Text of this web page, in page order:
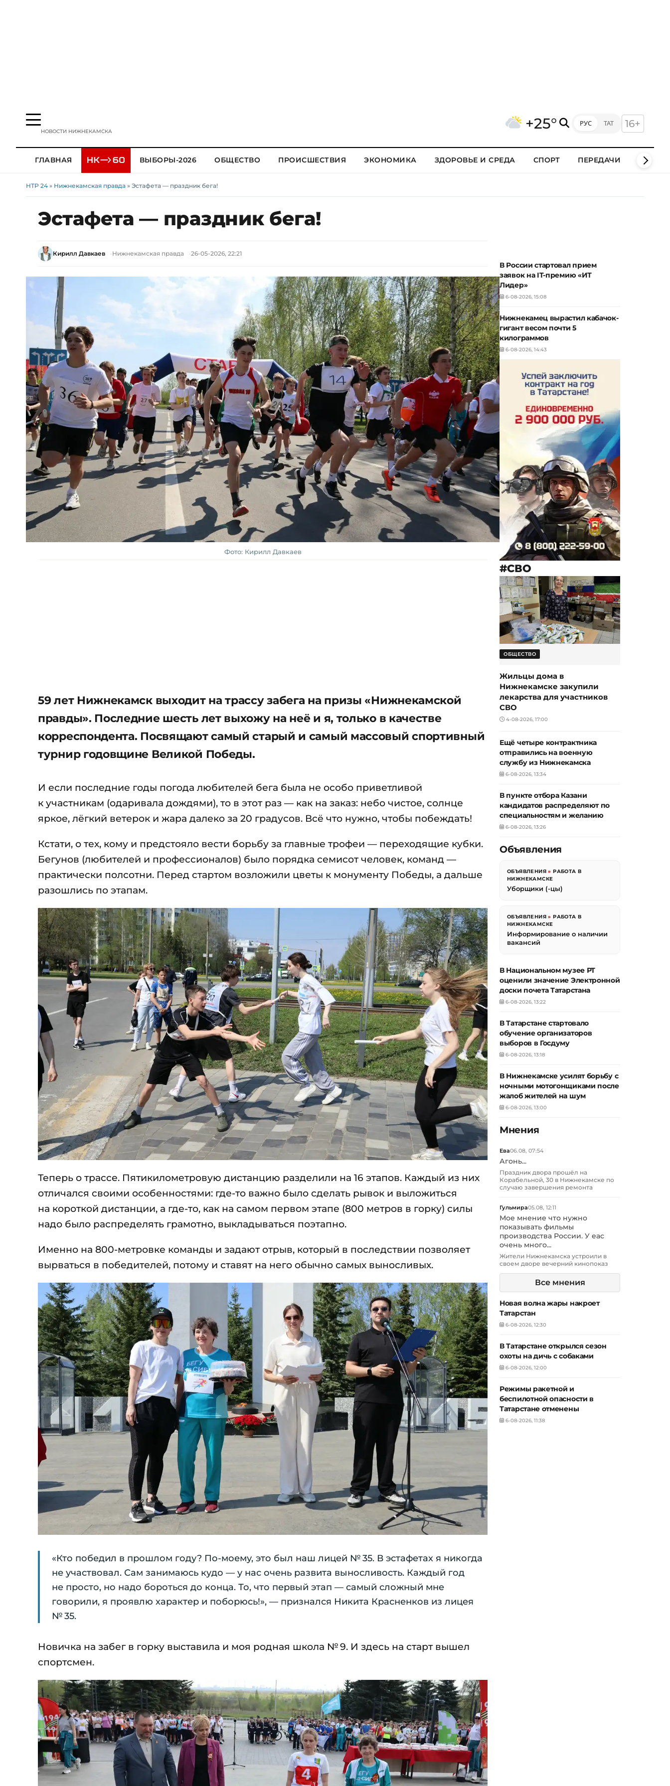
НОВОСТИ НИЖНЕКАМСКА +25° РУС ТАТ 16+
ГЛАВНАЯ ВЫБОРЫ-2026 ОБЩЕСТВО ПРОИСШЕСТВИЯ ЭКОНОМИКА ЗДОРОВЬЕ И СРЕДА СПОРТ ПЕРЕДАЧИ КЛИПЫ
НТР 24 » Нижнекамская правда » Эстафета — праздник бега!
Эстафета — праздник бега!
Кирилл Давкаев Нижнекамская правда 26-05-2026, 22:21
Фото: Кирилл Давкаев
59 лет Нижнекамск выходит на трассу забега на призы «Нижнекамской
правды». Последние шесть лет выхожу на неё и я, только в качестве
корреспондента. Посвящают самый старый и самый массовый спортивный
турнир годовщине Великой Победы.
И если последние годы погода любителей бега была не особо приветливой
к участникам (одаривала дождями), то в этот раз — как на заказ: небо чистое, солнце
яркое, лёгкий ветерок и жара далеко за 20 градусов. Всё что нужно, чтобы побеждать!
Кстати, о тех, кому и предстояло вести борьбу за главные трофеи — переходящие кубки.
Бегунов (любителей и профессионалов) было порядка семисот человек, команд —
практически полсотни. Перед стартом возложили цветы к монументу Победы, а дальше
разошлись по этапам.
Теперь о трассе. Пятикилометровую дистанцию разделили на 16 этапов. Каждый из них
отличался своими особенностями: где-то важно было сделать рывок и выложиться
на короткой дистанции, а где-то, как на самом первом этапе (800 метров в горку) силы
надо было распределять грамотно, выкладываться поэтапно.
Именно на 800-метровке команды и задают отрыв, который в последствии позволяет
вырваться в победителей, потому и ставят на него обычно самых выносливых.
«Кто победил в прошлом году? По-моему, это был наш лицей № 35. В эстафетах я никогда
не участвовал. Сам занимаюсь кудо — у нас очень развита выносливость. Каждый год
не просто, но надо бороться до конца. То, что первый этап — самый сложный мне
говорили, я проявлю характер и поборюсь!», — признался Никита Красненков из лицея
№ 35.
Новичка на забег в горку выставила и моя родная школа № 9. И здесь на старт вышел
спортсмен.
В России стартовал прием
заявок на IT-премию «ИТ
Лидер»
6-08-2026, 15:08
Нижнекамец вырастил кабачок-
гигант весом почти 5
килограммов
6-08-2026, 14:43
#СВО
ОБЩЕСТВО
Жильцы дома в
Нижнекамске закупили
лекарства для участников
СВО
4-08-2026, 17:00
Ещё четыре контрактника
отправились на военную
службу из Нижнекамска
6-08-2026, 13:34
В пункте отбора Казани
кандидатов распределяют по
специальностям и желанию
6-08-2026, 13:26
Объявления
ОБЪЯВЛЕНИЯ »РАБОТА В
НИЖНЕКАМСКЕ
Уборщики (-цы)
ОБЪЯВЛЕНИЯ »РАБОТА В
НИЖНЕКАМСКЕ
Информирование о наличии
вакансий
В Национальном музее РТ
оценили значение Электронной
доски почета Татарстана
6-08-2026, 13:22
В Татарстане стартовало
обучение организаторов
выборов в Госдуму
6-08-2026, 13:18
В Нижнекамске усилят борьбу с
ночными мотогонщиками после
жалоб жителей на шум
6-08-2026, 13:00
Мнения
Ева06.08, 07:54
Агонь...
Праздник двора прошёл на
Корабельной, 30 в Нижнекамске по
случаю завершения ремонта
Гульмира05.08, 12:11
Мое мнение что нужно
показывать фильмы
производства России. У еас
очень много...
Жители Нижнекамска устроили в
своем дворе вечерний кинопоказ
Все мнения
Новая волна жары накроет
Татарстан
6-08-2026, 12:30
В Татарстане открылся сезон
охоты на дичь с собаками
6-08-2026, 12:00
Режимы ракетной и
беспилотной опасности в
Татарстане отменены
6-08-2026, 11:38